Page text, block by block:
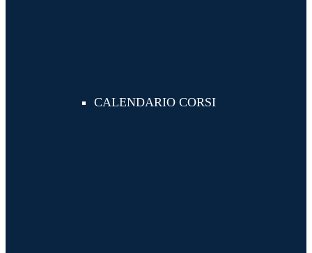
CALENDARIO CORSI